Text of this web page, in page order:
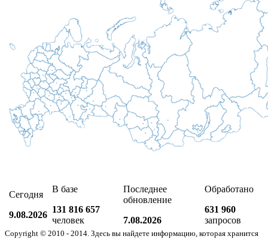
Сегодня
9.08.2026
В базе
131 816 657
человек
Последнее
обновление
7.08.2026
Обработано
631 960
запросов
Copyright © 2010 - 2014. Здесь вы найдете информацию, которая хранится